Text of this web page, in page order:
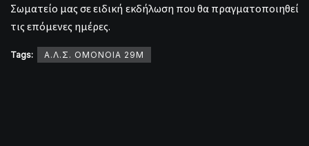
Σωματείο μας σε ειδική εκδήλωση που θα πραγματοποιηθεί
τις επόμενες ημέρες.
Tags: Α.Λ.Σ. ΟΜΟΝΟΙΑ 29Μ